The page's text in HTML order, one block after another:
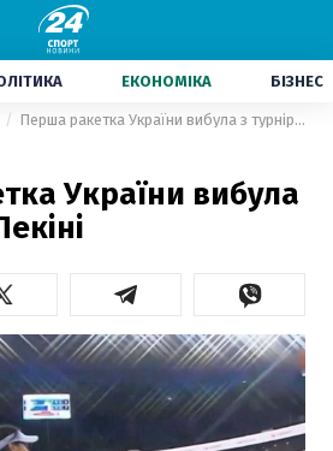
ЕКОНОМІКА БІЗНЕС
Перша ракетка України вибула з турніру в Пекіні
України вибула